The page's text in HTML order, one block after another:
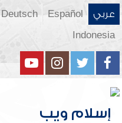
عربي Español
Deutsch
Indonesia